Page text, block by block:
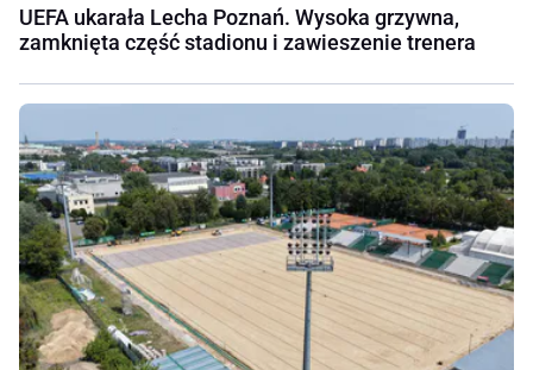
UEFA ukarała Lecha Poznań. Wysoka grzywna,
zamknięta część stadionu i zawieszenie trenera